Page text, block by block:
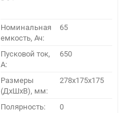
Номинальная
емкость, Ач:
65
Пусковой ток,
A:
650
Размеры
(ДхШхВ), мм:
278x175x175
Полярность: 0